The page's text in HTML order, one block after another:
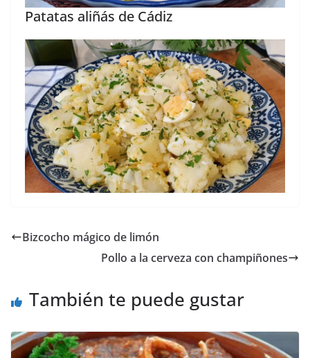
Patatas aliñás de Cádiz
Bizcocho mágico de limón
Pollo a la cerveza con champiñones
También te puede gustar